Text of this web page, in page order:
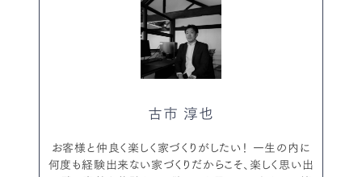
古市 淳也
お客様と仲良く楽しく家づくりがしたい！ 一生の内に
何度も経験出来ない家づくりだからこそ、楽しく思い出